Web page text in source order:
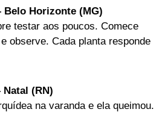
Belo Horizonte (MG)
testar aos poucos. Comece
observe. Cada planta responde
(RN)
na varanda e ela queimou.